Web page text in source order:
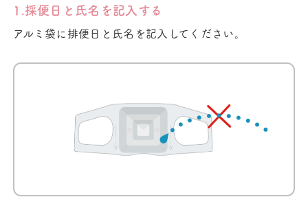
1.採便日と氏名を記入する
アルミ袋に排便日と氏名を記入してください。